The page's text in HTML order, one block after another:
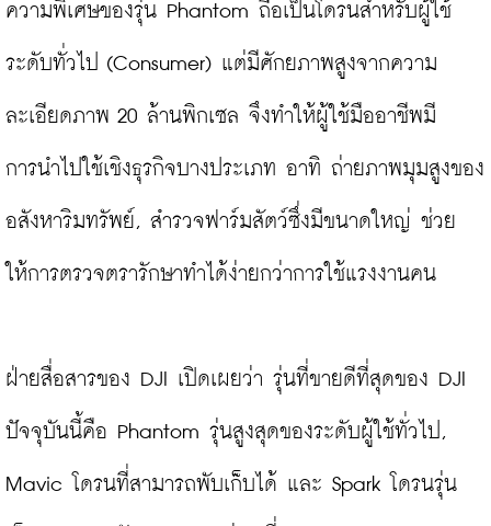
ความพิเศษของรุ่น Phantom ถือเป็นโดรนสำหรับผู้ใช้
ระดับทั่วไป (Consumer) แต่มีศักยภาพสูงจากความ
ละเอียดภาพ 20 ล้านพิกเซล จึงทำให้ผู้ใช้มืออาชีพมี
การนำไปใช้เชิงธุรกิจบางประเภท อาทิ ถ่ายภาพมุมสูงของ
อสังหาริมทรัพย์, สำรวจฟาร์มสัตว์ซึ่งมีขนาดใหญ่ ช่วย
ให้การตรวจตรารักษาทำได้ง่ายกว่าการใช้แรงงานคน
ฝ่ายสื่อสารของ DJI เปิดเผยว่า รุ่นที่ขายดีที่สุดของ DJI
ปัจจุบันนี้คือ Phantom รุ่นสูงสุดของระดับผู้ใช้ทั่วไป,
Mavic โดรนที่สามารถพับเก็บได้ และ Spark โดรนรุ่น